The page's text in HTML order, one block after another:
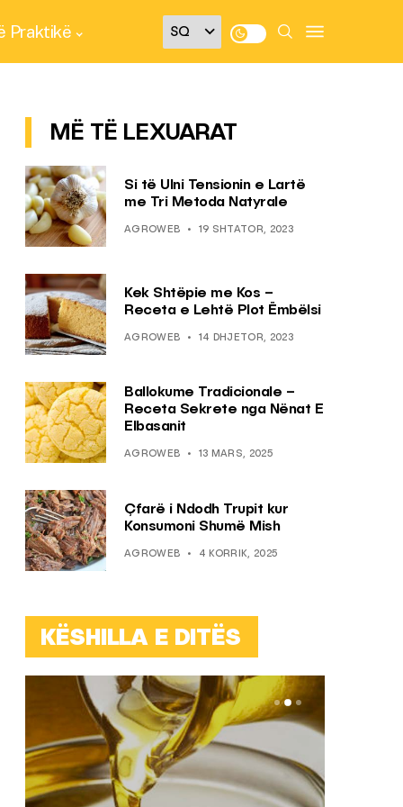
Praktikë
MË TË LEXUARAT
Si të Ulni Tensionin e Lartë
me Tri Metoda Natyrale
AGROWEB 19 SHTATOR, 2023
Kek Shtëpie me Kos –
Receta e Lehtë Plot Ëmbëlsi
AGROWEB 14 DHJETOR, 2023
Ballokume Tradicionale –
Receta Sekrete nga Nënat E
Elbasanit
AGROWEB 13 MARS, 2025
Çfarë i Ndodh Trupit kur
Konsumoni Shumë Mish
AGROWEB 4 KORRIK, 2025
KËSHILLA E DITËS